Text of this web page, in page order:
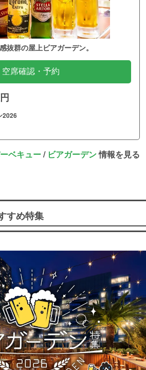
抜群の屋上ビアガーデン。
空席確認・予約
2026
ベキュー/ ビアガーデン情報を見る
すめ特集